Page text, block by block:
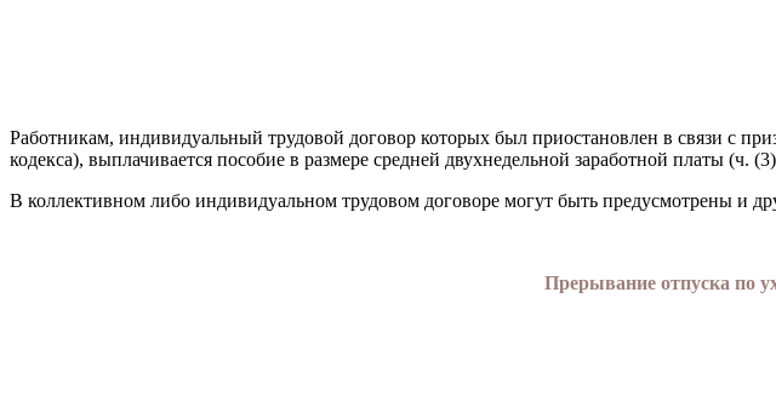
Работникам, индивидуальный трудовой договор которых был приостановлен в связи с
кодекса), выплачивается пособие в размере средней двухнедель­ной заработной платы (ч.
В коллективном либо индивидуальном трудовом договоре мо­гут быть предусмотрены и
Прерывание отпуска по